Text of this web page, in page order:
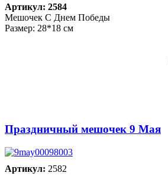
Артикул: 2584
Мешочек С Днем Победы
Размер: 28*18 см
Праздничный мешочек 9 Мая
Артикул: 2582